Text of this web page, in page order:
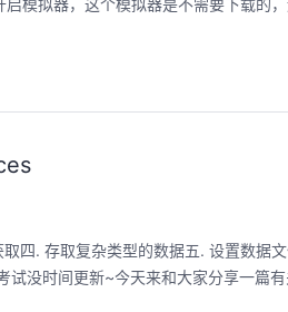
模拟器，这个模拟器是不需要下载的
四. 存取复杂类型的数据五. 设置数据
没时间更新~今天来和大家分享一篇